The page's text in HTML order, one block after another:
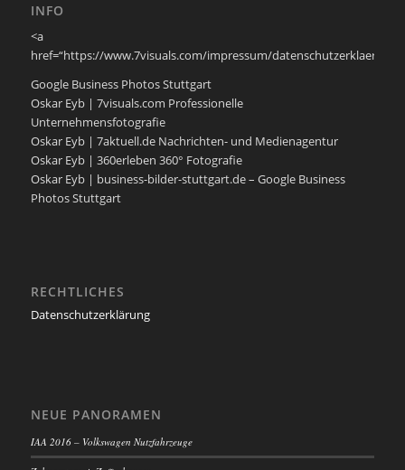
INFO
<a
href=“https://www.7visuals.com/impressum/datenschutzerklaerung/
Google Business Photos Stuttgart
Oskar Eyb | 7visuals.com Professionelle
Unternehmensfotografie
Oskar Eyb | 7aktuell.de Nachrichten- und Medienagentur
Oskar Eyb | 360erleben 360° Fotografie
Oskar Eyb | business-bilder-stuttgart.de – Google Business
Photos Stuttgart
RECHTLICHES
Datenschutzerklärung
NEUE PANORAMEN
IAA 2016 – Volkswagen Nutzfahrzeuge